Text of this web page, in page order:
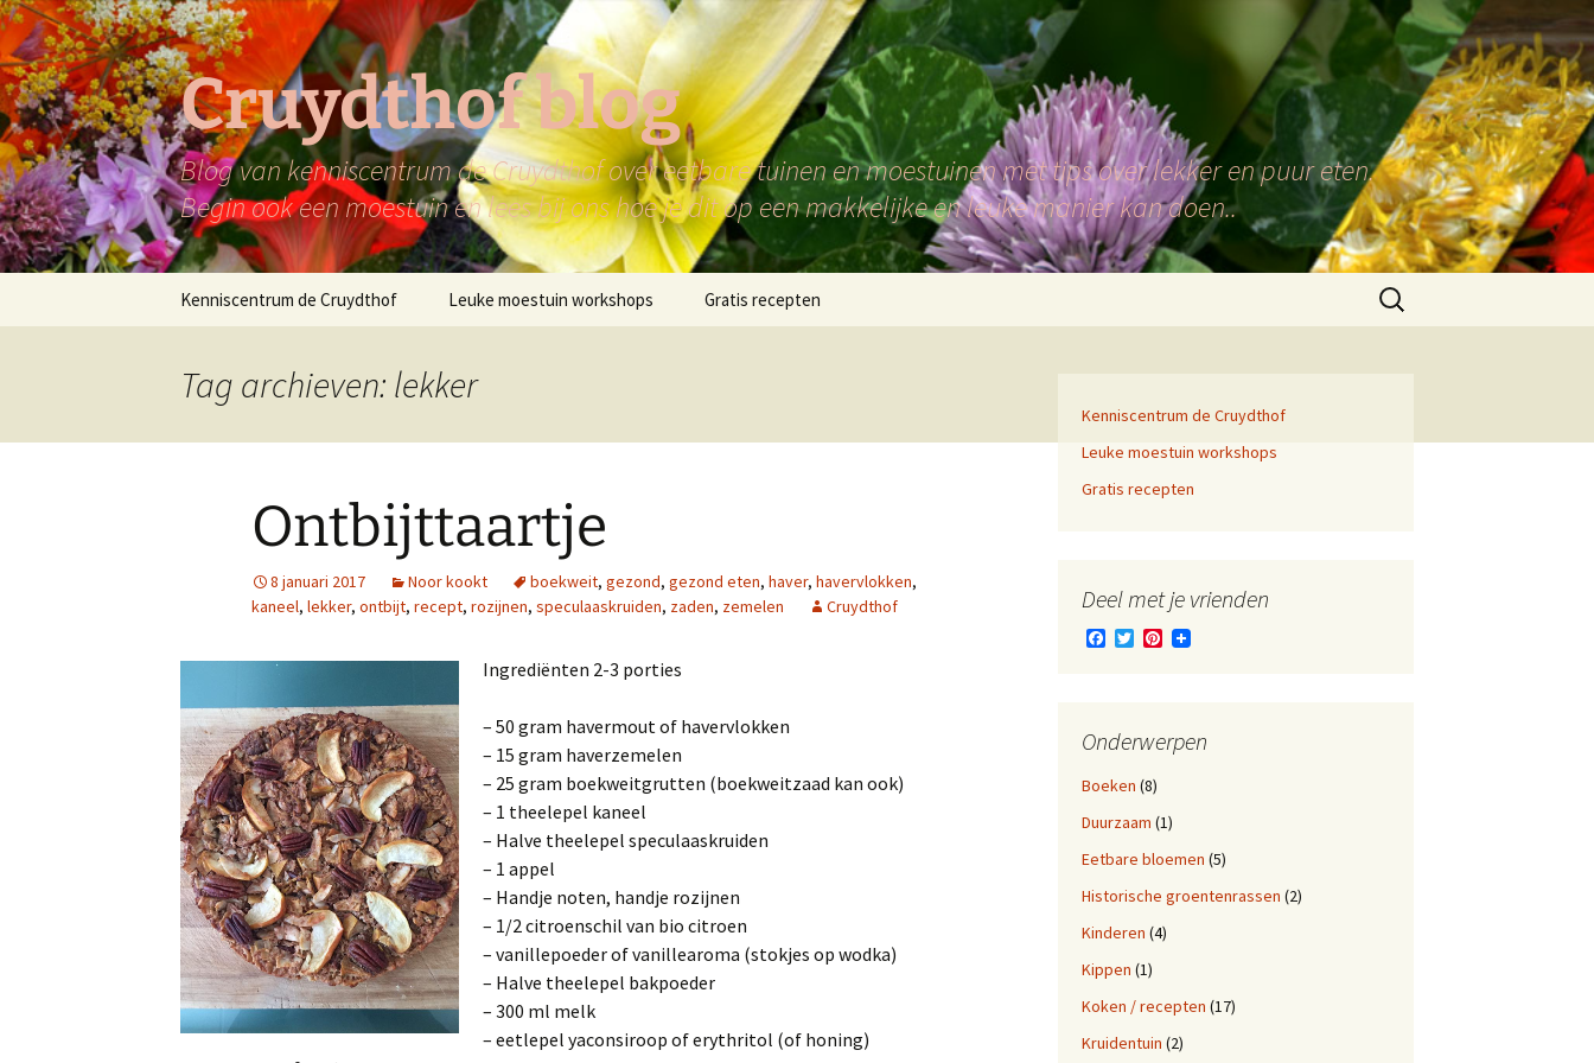
Ga
naar
de
inhoud
Cruydthof blog
Blog van kenniscentrum de Cruydthof over eetbare tuinen en moestuinen met tips over lekker en puur eten.
Begin ook een moestuin en lees bij ons hoe je dit op een makkelijke en leuke manier kan doen..
Kenniscentrum de Cruydthof Leuke moestuin workshops Gratis recepten
Zoeken
naar:
Tag archieven: lekker
Ontbijttaartje
8 januari 2017 Noor kookt boekweit, gezond, gezond eten, haver, havervlokken,
kaneel, lekker, ontbijt, recept, rozijnen, speculaaskruiden, zaden, zemelen Cruydthof
Ingrediënten 2-3 porties
– 50 gram havermout of havervlokken
– 15 gram haverzemelen
– 25 gram boekweitgrutten (boekweitzaad kan ook)
– 1 theelepel kaneel
– Halve theelepel speculaaskruiden
– 1 appel
– Handje noten, handje rozijnen
– 1/2 citroenschil van bio citroen
– vanillepoeder of vanillearoma (stokjes op wodka)
– Halve theelepel bakpoeder
– 300 ml melk
– eetlepel yaconsiroop of erythritol (of honing)
Kenniscentrum de Cruydthof
Leuke moestuin workshops
Gratis recepten
Deel met je vrienden
o
o
T
e
r
P
r
e
Onderwerpen
Boeken (8)
Duurzaam (1)
Eetbare bloemen (5)
Historische groentenrassen (2)
Kinderen (4)
Kippen (1)
Koken / recepten (17)
Kruidentuin (2)